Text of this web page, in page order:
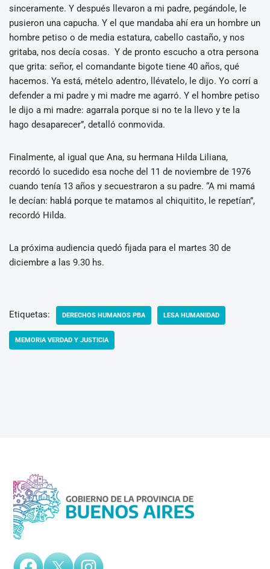
sinceramente. Y después llevaron a mi padre, pegándole, le
pusieron una capucha. Y el que mandaba ahí era un hombre un
hombre petiso o de media estatura, cabello castaño, y nos
gritaba, nos decía cosas. Y de pronto escucho a otra persona
que grita: señor, el comandante bigote tiene 40 años, qué
hacemos. Ya está, mételo adentro, llévatelo, le dijo. Yo corrí a
defender a mi padre y mi madre me agarró. Y el hombre petiso
le dijo a mi madre: agarrala porque si no te la llevo y te la
hago desaparecer”, detalló conmovida.
Finalmente, al igual que Ana, su hermana Hilda Liliana,
recordó lo sucedido esa noche del 11 de noviembre de 1976
cuando tenía 13 años y secuestraron a su padre. “A mi mamá
le decían: hablá porque te matamos al chiquitito, le repetían”,
recordó Hilda.
La próxima audiencia quedó fijada para el martes 30 de
diciembre a las 9.30 hs.
Etiquetas: DERECHOS HUMANOS PBA LESA HUMANIDAD
MEMORIA VERDAD Y JUSTICIA